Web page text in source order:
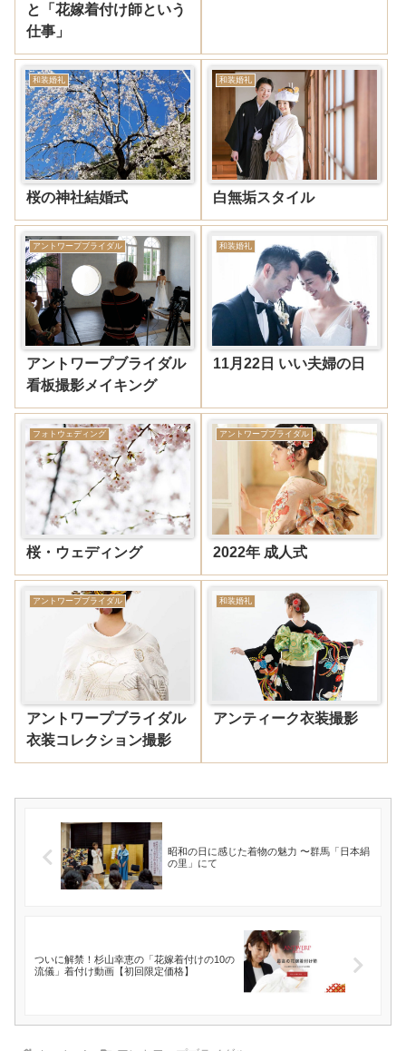
と「花嫁着付け師という
仕事」
和装婚礼
桜の神社結婚式
和装婚礼
白無垢スタイル
アントワープブライダル
アントワープブライダル
看板撮影メイキング
和装婚礼
11月22日 いい夫婦の日
フォトウェディング
桜・ウェディング
アントワープブライダル
2022年 成人式
アントワープブライダル
アントワープブライダル
衣装コレクション撮影
和装婚礼
アンティーク衣装撮影
昭和の日に感じた着物の魅力 〜群馬「日本絹
の里」にて
ついに解禁！杉山幸恵の「花嫁着付けの10の
流儀」着付け動画【初回限定価格】